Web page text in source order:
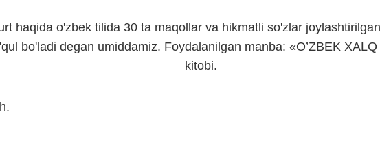
haqida o'zbek tilida 30 ta maqollar va hikmatli so'zlar
bo'ladi degan umiddamiz. Foydalanilgan manba: «O’ZBEK
kitobi.